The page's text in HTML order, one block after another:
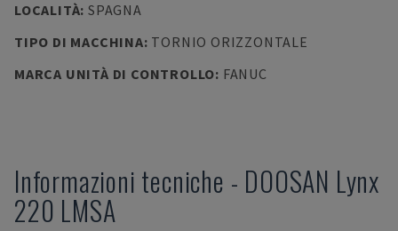
LOCALITÀ: SPAGNA
TIPO DI MACCHINA: TORNIO ORIZZONTALE
MARCA UNITÀ DI CONTROLLO: FANUC
Informazioni tecniche - DOOSAN Lynx
220 LMSA